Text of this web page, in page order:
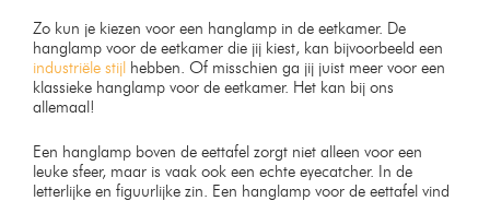
hoed bamboe hanglamp
45CM
Op voorraad
€59,99
Vintage Wandlamp –
Industrieel – voor binnen – E27
Fitting
€59,99